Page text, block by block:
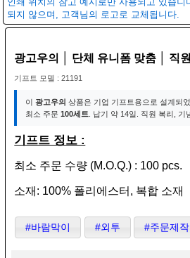
되지 않으며, 고객님의 로고로 교체됩니다.
광고우의 │ 단체 유니폼 맞춤 │ 직
기프트 모델 : 21191
이 광고우의 상품은 기업 기프트용으로 설계되
최소 주문 100세트 . 납기 약 14일. 직원 복리,
기프트 정보 :
최소 주문 수량 (M.O.Q.) : 100 pcs.
소재: 100% 폴리에스터, 복합 소재
#바람막이 #외투 #주문제작